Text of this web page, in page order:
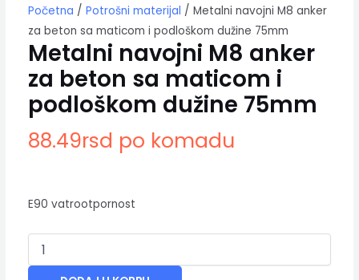
Početna / Potrošni materijal / Metalni navojni M8 anker
za beton sa maticom i podloškom dužine 75mm
Metalni navojni M8 anker
za beton sa maticom i
podloškom dužine 75mm
88.49rsd po komadu
E90 vatrootpornost
beton
sa
maticom
podloškom
dužine
75mm
količina